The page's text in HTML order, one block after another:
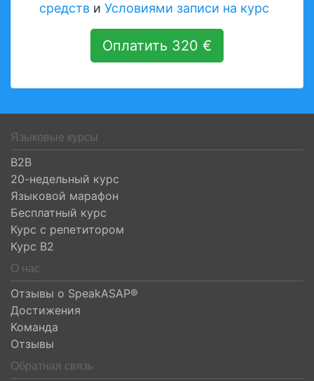
средств и Условиями записи на курс
Оплатить 320 €
Языковые курсы
B2B
20-недельный курс
Языковой марафон
Бесплатный курс
Курс с репетитором
Курс B2
О нас
Отзывы о SpeakASAP®
Достижения
Команда
Отзывы
Обратная связь